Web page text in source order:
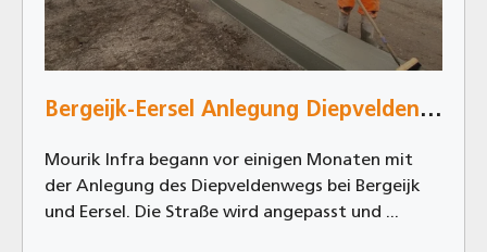
Bergeijk-Eersel Anlegung Diepveldenweg
Mourik Infra begann vor einigen Monaten mit
der Anlegung des Diepveldenwegs bei Bergeijk
und Eersel. Die Straße wird angepasst und ...